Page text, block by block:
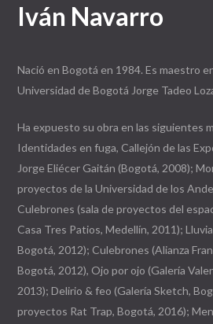
Iván Navarro
Nació en Bogotá en 1984. Es maestro
Universidad de Bogotá Jorge Tadeo
Ha expuesto su obra en las siguientes
Identidades en fuga, Callejón de las
Jorge Eliécer Gaitán (Bogotá, 2008);
proyectos de la Universidad de los
Culebrones (sala de proyectos del
Casa Tres Patios, Medellín, 2011);
Bogotá, 2012); Culebrones (Alianza
Bogotá, 2012), Ojo por ojo (Galería
2013); Delirio & feo (Galería Sketch,
proyectos Rat Trap, Bogotá, 2016);